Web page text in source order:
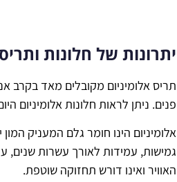
יתרונות של חלונות
תריס אלומיניום מקובלים מאד בקרב
פנים. ניתן לראות חלונות אלומיניום
אלומיניום הינו חומר גלם המעניק
גמישות, עמידות לאורך עשרות שנים,
האוויר ואינו דורש תחזוקה שוטפת.